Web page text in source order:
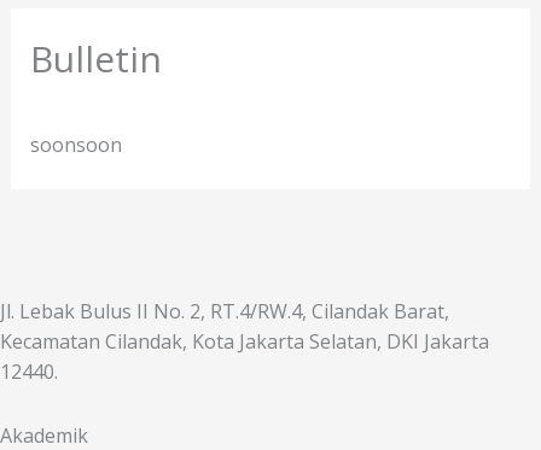
Bulletin
soonsoon
Jl. Lebak Bulus II No. 2, RT.4/RW.4, Cilandak Barat,
Kecamatan Cilandak, Kota Jakarta Selatan, DKI Jakarta
12440.
Akademik